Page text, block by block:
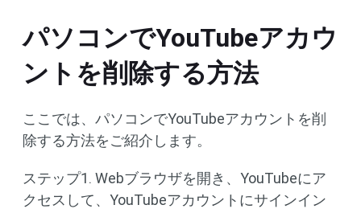
パソコンでYouTubeアカウ
ントを削除する方法
ここでは、パソコンでYouTubeアカウントを削
除する方法をご紹介します。
ステップ1. Webブラウザを開き、YouTubeにア
クセスして、YouTubeアカウントにサインイン